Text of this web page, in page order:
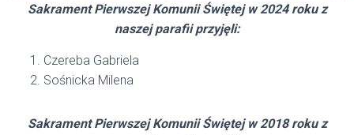
Sakrament Pierwszej Komunii Świętej w 2024 roku z
naszej parafii przyjęli:
Czereba Gabriela
Sośnicka Milena
Sakrament Pierwszej Komunii Świętej w 2018 roku z